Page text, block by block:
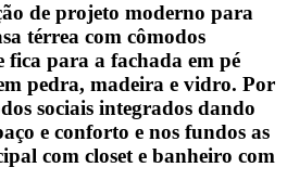
de projeto moderno para
térrea com cômodos
fica para a fachada em pé
pedra, madeira e vidro. Por
sociais integrados dando
e conforto e nos fundos as
com closet e banheiro com